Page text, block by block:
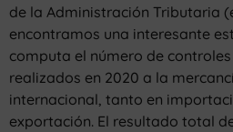
de la Administración Tributaria
encontramos una interesante
computa el número de
realizados en 2020 a la
internacional, tanto en
exportación. El resultado total